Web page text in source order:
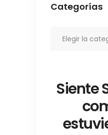
Categorías
Siente